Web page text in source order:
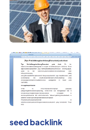
seed backlink